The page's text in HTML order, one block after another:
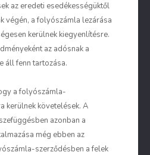
az eredeti esedékességüktől
végén, a folyószámla lezárása
kerülnek kiegyenlítésre.
az adósnak a
áll fenn tartozása.
a folyószámla-
kerülnek követelések. A
azonban a
még ebben az
szerződésben a felek